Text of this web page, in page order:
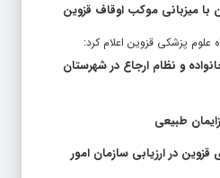
با میزبانی موکب اوقاف قزوین
علوم پزشکی قزوین اعلام کرد:
و نظام ارجاع در شهرستان
طبیعی
در ارزیابی سازمان امور